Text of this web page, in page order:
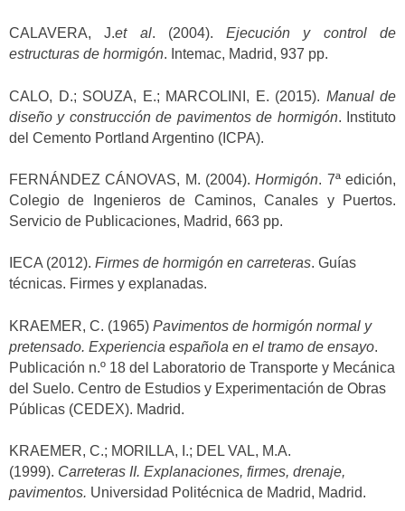
CALAVERA, J.et al. (2004).Ejecución y control de
estructuras de hormigón. Intemac, Madrid, 937 pp.
CALO, D.; SOUZA, E.; MARCOLINI, E. (2015). Manual de
diseño y construcción de pavimentos de hormigón. Instituto
del Cemento Portland Argentino (ICPA).
FERNÁNDEZ CÁNOVAS, M. (2004).Hormigón. 7ª edición,
Colegio de Ingenieros de Caminos, Canales y Puertos.
Servicio de Publicaciones, Madrid, 663 pp.
IECA (2012). Firmes de hormigón en carreteras. Guías
técnicas. Firmes y explanadas.
KRAEMER, C. (1965) Pavimentos de hormigón normal y
pretensado. Experiencia española en el tramo de ensayo.
Publicación n.º 18 del Laboratorio de Transporte y Mecánica
del Suelo. Centro de Estudios y Experimentación de Obras
Públicas (CEDEX). Madrid.
KRAEMER, C.; MORILLA, I.; DEL VAL, M.A.
(1999). Carreteras II. Explanaciones, firmes, drenaje,
pavimentos. Universidad Politécnica de Madrid, Madrid.